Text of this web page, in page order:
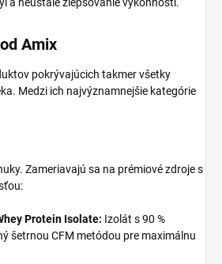
a neustále zlepšovanie výkonnosti.
Amix
pokrývajúcich takmer všetky
Medzi ich najvýznamnejšie kategórie
Zameriavajú sa na prémiové zdroje s
Protein Isolate: Izolát s 90 %
šetrnou CFM metódou pre maximálnu